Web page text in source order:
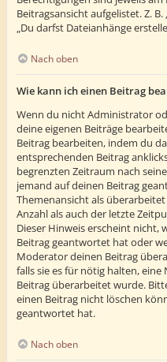
Beitragsansicht aufgelistet. Z.
„Du darfst Dateianhänge
Nach oben
Wie kann ich einen Beitrag
Wenn du nicht Administrator
deine eigenen Beiträge
Beitrag bearbeiten, indem du
entsprechenden Beitrag
begrenzten Zeitraum nach
jemand auf deinen Beitrag
Themenansicht als
Anzahl als auch der letzte
Dieser Hinweis erscheint nicht,
Beitrag geantwortet hat oder
Moderator deinen Beitrag
falls sie es für nötig halten,
Beitrag überarbeitet wurde.
einen Beitrag nicht löschen
geantwortet hat.
Nach oben